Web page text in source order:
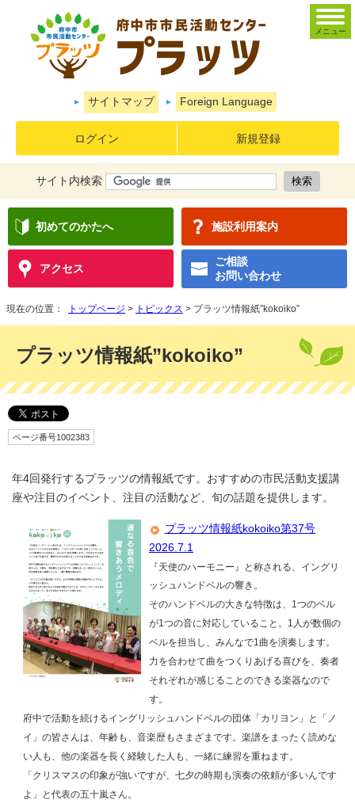
サイトマップ Foreign Language
ログイン 新規登録
サイト内検索
初めてのかたへ 施設利用案内
アクセス
ご相談
お問い合わせ
メニュー
現在の位置： トップページ > トピックス > プラッツ情報紙”kokoiko”
プラッツ情報紙”kokoiko”
ページ番号1002383
年4回発行するプラッツの情報紙です。おすすめの市民活動支援講
座や注目のイベント、注目の活動など、旬の話題を提供します。
プラッツ情報紙kokoiko第37号
2026.7.1
『天使のハーモニー』と称される、イングリ
ッシュハンドベルの響き。
そのハンドベルの大きな特徴は、1つのベル
が1つの音に対応していること。1人が数個の
ベルを担当し、みんなで1曲を演奏します。
力を合わせて曲をつくりあげる喜びを、奏者
それぞれが感じることのできる楽器なので
す。
府中で活動を続けるイングリッシュハンドベルの団体「カリヨン」と「ノ
イ」の皆さんは、年齢も、音楽歴もさまざまです。楽譜をまったく読めな
い人も、他の楽器を長く経験した人も、一緒に練習を重ねます。
「クリスマスの印象が強いですが、七夕の時期も演奏の依頼が多いんです
よ」と代表の五十嵐さん。